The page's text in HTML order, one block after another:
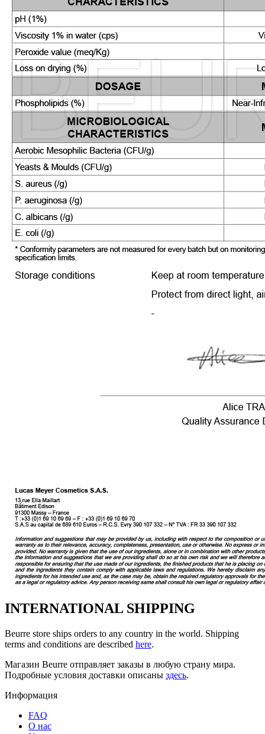
INTERNATIONAL SHIPPING
Beurre store ships orders to any country in the world. Shipping
terms and conditions are described here.
Магазин Beurre отправляет заказы в любую страну мира.
Подробные условия доставки описаны здесь.
Информация
FAQ
O нас